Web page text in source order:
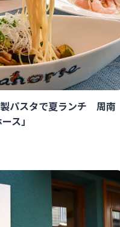
パスタで夏ランチ 周南
ス」